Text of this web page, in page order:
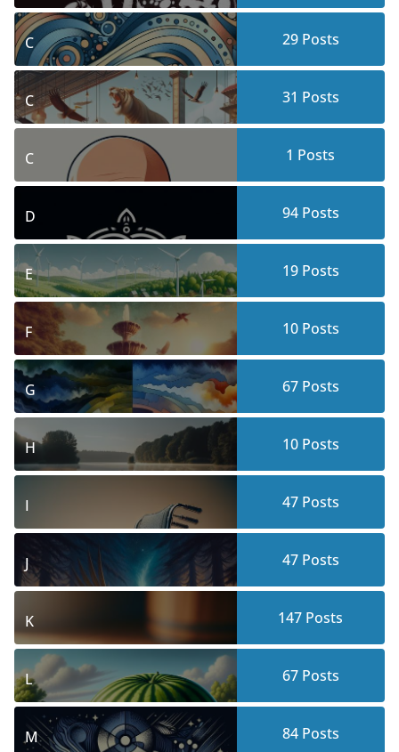
C 29Posts
C 31 Posts
C 1 Posts
D 94Posts
E 19Posts
F 10Posts
G 67Posts
H 10Posts
I 47Posts
J 47Posts
K 147 Posts
L 67Posts
M 84Posts